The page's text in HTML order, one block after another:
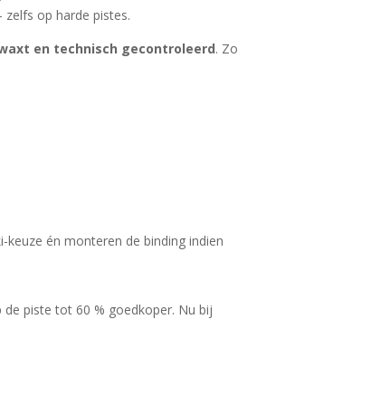
op harde pistes.
en technisch gecontroleerd. Zo
én monteren de binding indien
piste tot 60 % goedkoper. Nu bij